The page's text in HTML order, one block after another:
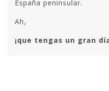
España peninsular.
Ah,
¡que tengas un gran